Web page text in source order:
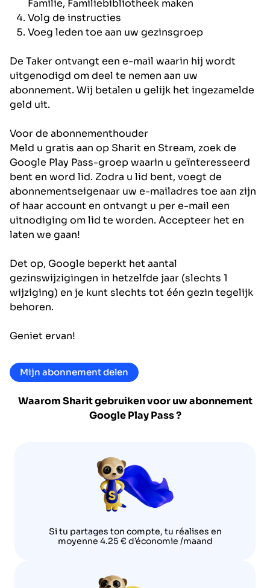
Familie, Familiebibliotheek maken
Volg de instructies
Voeg leden toe aan uw gezinsgroep
De Taker ontvangt een e-mail waarin hij wordt
uitgenodigd om deel te nemen aan uw
abonnement. Wij betalen u gelijk het ingezamelde
geld uit.
Voor de abonnementhouder
Meld u gratis aan op Sharit en Stream, zoek de
Google Play Pass-groep waarin u geïnteresseerd
bent en word lid. Zodra u lid bent, voegt de
abonnementseigenaar uw e-mailadres toe aan zijn
of haar account en ontvangt u per e-mail een
uitnodiging om lid te worden. Accepteer het en
laten we gaan!
Det op, Google beperkt het aantal
gezinswijzigingen in hetzelfde jaar (slechts 1
wijziging) en je kunt slechts tot één gezin tegelijk
behoren.
Geniet ervan!
Mijn abonnement delen
Waarom Sharit gebruiken voor uw abonnement
Google Play Pass?
Si tu partages ton compte, tu réalises en
moyenne 4.25 € d’économie /maand